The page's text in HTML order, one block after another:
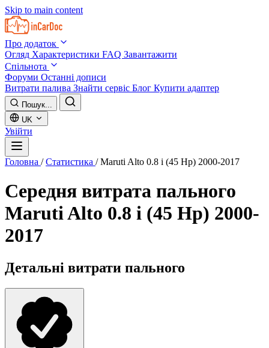
Skip to main content
Про додаток
Огляд Характеристики FAQ Завантажити
Спільнота
Форуми Останні дописи
Витрати палива Знайти сервіс Блог Купити адаптер
Пошук...
UK
Увійти
Головна / Статистика / Maruti Alto 0.8 i (45 Hp) 2000-2017
Середня витрата пального
Maruti Alto 0.8 i (45 Hp) 2000-
2017
Детальні витрати пального